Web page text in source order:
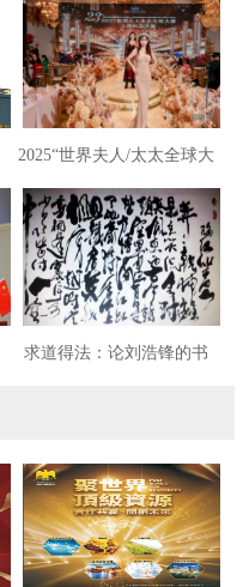
功
2025“世界夫人/太太全球大
赛大湾区总决赛在深圳落
幕
求道得法：论刘浩锋的书